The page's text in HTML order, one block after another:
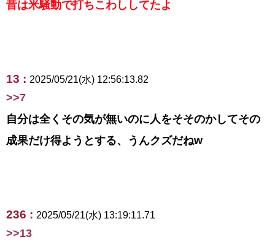
昔は米騒動で打ちこわししてたよ
13 : 2025/05/21(水) 12:56:13.82
>>7
自分は全くその気が無いのに人をそそのかしてその
成果だけ得ようとする、うんクズだねw
236 : 2025/05/21(水) 13:19:11.71
>>13